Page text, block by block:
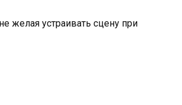
желая устраивать сцену при